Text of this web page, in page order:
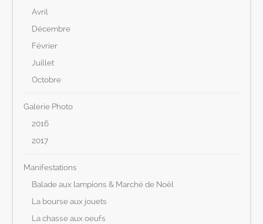
Avril
Décembre
Février
Juillet
Octobre
Galerie Photo
2016
2017
Manifestations
Balade aux lampions & Marché de Noël
La bourse aux jouets
La chasse aux oeufs